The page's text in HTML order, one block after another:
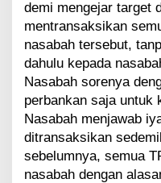
a
n
U
S
3
9
.
4
demi mengejar target
mentransaksikan
nasabah tersebut,
dahulu kepada
Nasabah sorenya
perbankan saja untuk
Nasabah menjawab
ditransaksikan
sebelumnya, semua
nasabah dengan